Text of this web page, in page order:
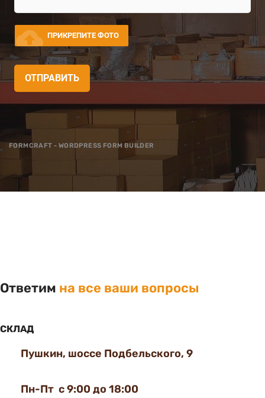
cloud_upload ПРИКРЕПИТЕ ФОТО
ОТПРАВИТЬ
FORMCRAFT - WORDPRESS FORM BUILDER
Ответим на все ваши вопросы
СКЛАД
Пушкин, шоссе Подбельского, 9
Пн-Пт с 9:00 до 18:00